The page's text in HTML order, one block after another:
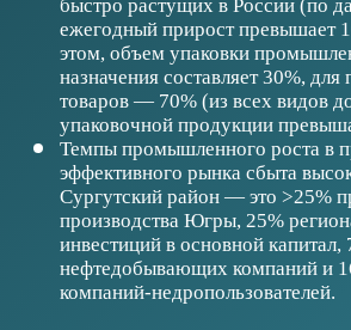
ПОТЕНЦИАЛЬНЫЕ ПАРТНЕРЫ
Поставщики готовых технологических
комплексов под ключ, например,
ООО «АтласМаш».
Предприятия, образующие значительный объем
отходов ПП и ПЭ, полигоны ТБО.
Региональные компании, занимающиеся
производством изделий из полиэтилена
и полипропилена.
ГОСУДАРСТВЕННАЯ ПОДДЕРЖКА
Предоставление земельного участка
с подведенными коммуникациями/ подведение